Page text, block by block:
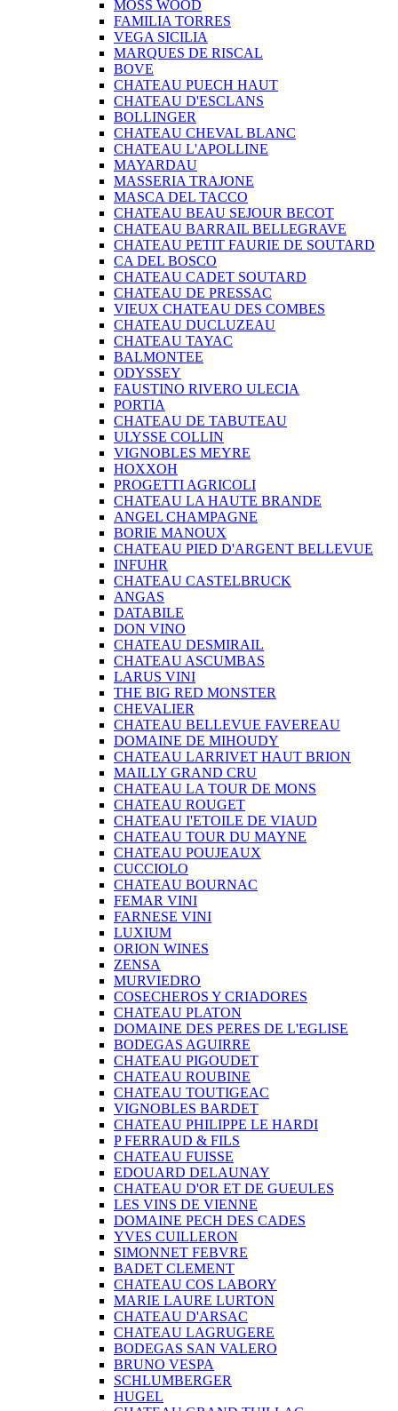
MOSS WOOD
FAMILIA TORRES
VEGA SICILIA
MARQUES DE RISCAL
BOVE
CHATEAU PUECH HAUT
CHATEAU D'ESCLANS
BOLLINGER
CHATEAU CHEVAL BLANC
CHATEAU L'APOLLINE
MAYARDAU
MASSERIA TRAJONE
MASCA DEL TACCO
CHATEAU BEAU SEJOUR BECOT
CHATEAU BARRAIL BELLEGRAVE
CHATEAU PETIT FAURIE DE SOUTARD
CA DEL BOSCO
CHATEAU CADET SOUTARD
CHATEAU DE PRESSAC
VIEUX CHATEAU DES COMBES
CHATEAU DUCLUZEAU
CHATEAU TAYAC
BALMONTEE
ODYSSEY
FAUSTINO RIVERO ULECIA
PORTIA
CHATEAU DE TABUTEAU
ULYSSE COLLIN
VIGNOBLES MEYRE
HOXXOH
PROGETTI AGRICOLI
CHATEAU LA HAUTE BRANDE
ANGEL CHAMPAGNE
BORIE MANOUX
CHATEAU PIED D'ARGENT BELLEVUE
INFUHR
CHATEAU CASTELBRUCK
ANGAS
DATABILE
DON VINO
CHATEAU DESMIRAIL
CHATEAU ASCUMBAS
LARUS VINI
THE BIG RED MONSTER
CHEVALIER
CHATEAU BELLEVUE FAVEREAU
DOMAINE DE MIHOUDY
CHATEAU LARRIVET HAUT BRION
MAILLY GRAND CRU
CHATEAU LA TOUR DE MONS
CHATEAU ROUGET
CHATEAU I'ETOILE DE VIAUD
CHATEAU TOUR DU MAYNE
CHATEAU POUJEAUX
CUCCIOLO
CHATEAU BOURNAC
FEMAR VINI
FARNESE VINI
LUXIUM
ORION WINES
ZENSA
MURVIEDRO
COSECHEROS Y CRIADORES
CHATEAU PLATON
DOMAINE DES PERES DE L'EGLISE
BODEGAS AGUIRRE
CHATEAU PIGOUDET
CHATEAU ROUBINE
CHATEAU TOUTIGEAC
VIGNOBLES BARDET
CHATEAU PHILIPPE LE HARDI
P FERRAUD & FILS
CHATEAU FUISSE
EDOUARD DELAUNAY
CHATEAU D'OR ET DE GUEULES
LES VINS DE VIENNE
DOMAINE PECH DES CADES
YVES CUILLERON
SIMONNET FEBVRE
BADET CLEMENT
CHATEAU COS LABORY
MARIE LAURE LURTON
CHATEAU D'ARSAC
CHATEAU LAGRUGERE
BODEGAS SAN VALERO
BRUNO VESPA
SCHLUMBERGER
HUGEL